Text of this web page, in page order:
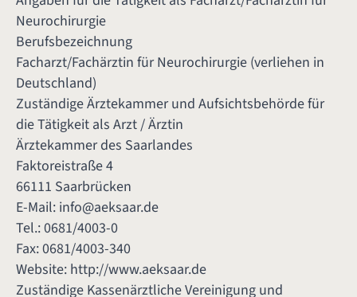
Neurochirurgie
Berufsbezeichnung
Facharzt/Fachärztin für Neurochirurgie (verliehen in
Deutschland)
Zuständige Ärztekammer und Aufsichtsbehörde für
die Tätigkeit als Arzt / Ärztin
Ärztekammer des Saarlandes
Faktoreistraße 4
66111 Saarbrücken
E-Mail: info@aeksaar.de
Tel.: 0681/4003-0
Fax: 0681/4003-340
Website: http://www.aeksaar.de
Zuständige Kassenärztliche Vereinigung und